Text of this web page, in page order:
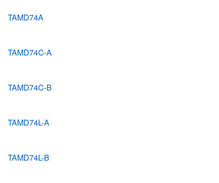
TAMD74A
TAMD74C-A
TAMD74C-B
TAMD74L-A
TAMD74L-B